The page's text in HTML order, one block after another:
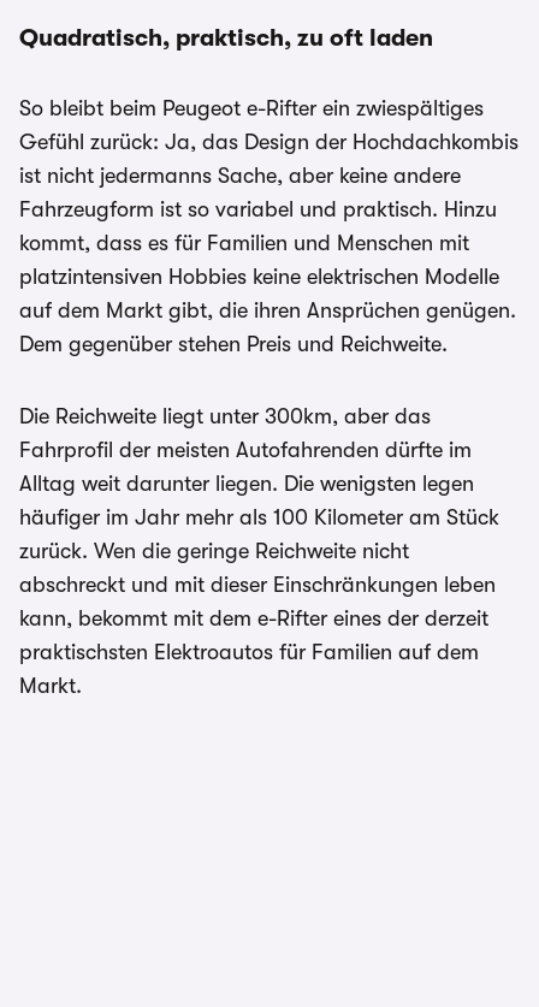
Quadratisch, praktisch, zu oft laden
So bleibt beim Peugeot e-Rifter ein zwiespältiges
Gefühl zurück: Ja, das Design der Hochdachkombis
ist nicht jedermanns Sache, aber keine andere
Fahrzeugform ist so variabel und praktisch. Hinzu
kommt, dass es für Familien und Menschen mit
platzintensiven Hobbies keine elektrischen Modelle
auf dem Markt gibt, die ihren Ansprüchen genügen.
Dem gegenüber stehen Preis und Reichweite.
Die Reichweite liegt unter 300km, aber das
Fahrprofil der meisten Autofahrenden dürfte im
Alltag weit darunter liegen. Die wenigsten legen
häufiger im Jahr mehr als 100 Kilometer am Stück
zurück. Wen die geringe Reichweite nicht
abschreckt und mit dieser Einschränkungen leben
kann, bekommt mit dem e-Rifter eines der derzeit
praktischsten Elektroautos für Familien auf dem
Markt.